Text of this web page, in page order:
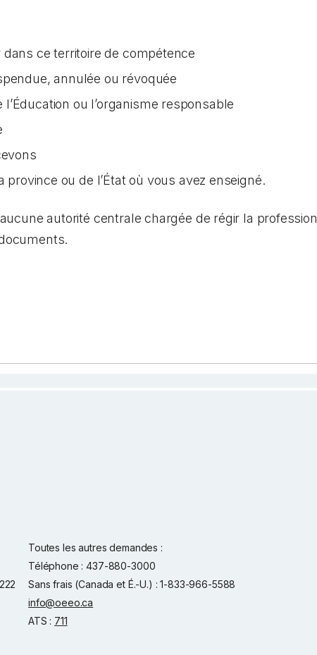
dans ce territoire de compétence
annulée ou révoquée
ou l’organisme responsable
ou de l’État où vous avez enseigné.
autorité centrale chargée de régir la profession
Toutes les autres demandes :
Téléphone : 437-880-3000
Sans frais (Canada et É.-U.) : 1-833-966-5588
info@oeeo.ca
ATS : 711